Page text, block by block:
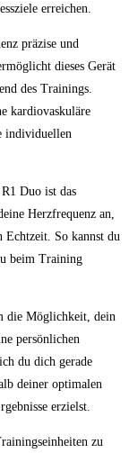
erreichen.
präzise und
dieses Gerät
des Trainings.
kardiovaskuläre
individuellen
Duo ist das
Herzfrequenz an,
Echtzeit. So kannst du
beim Training
die Möglichkeit, dein
persönlichen
du dich gerade
deiner optimalen
erzielst.
zu